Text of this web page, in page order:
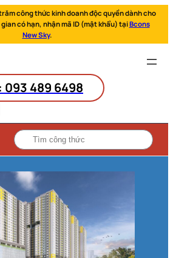
có hạn, nhận mã ID (mật khẩu) tạiBcons
New Sky.
489 6498